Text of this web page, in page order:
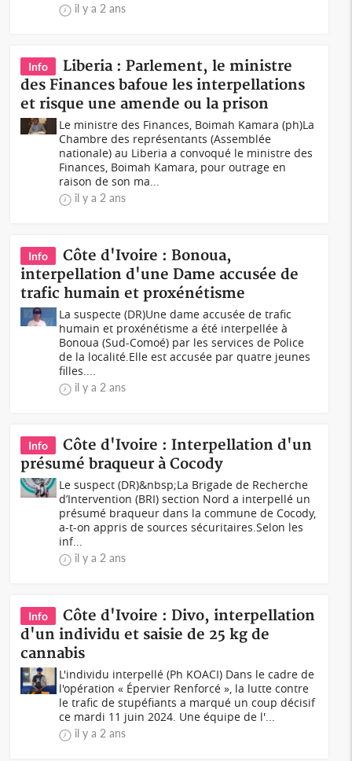
il y a 2 ans
Info
Liberia : Parlement, le ministre
des Finances bafoue les interpellations
et risque une amende ou la prison
Le ministre des Finances, Boimah Kamara (ph)La
Chambre des représentants (Assemblée
nationale) au Liberia a convoqué le ministre des
Finances, Boimah Kamara, pour outrage en
raison de son ma...
il y a 2 ans
Info
Côte d'Ivoire : Bonoua,
interpellation d'une Dame accusée de
trafic humain et proxénétisme
La suspecte (DR)Une dame accusée de trafic
humain et proxénétisme a été interpellée à
Bonoua (Sud-Comoé) par les services de Police
de la localité.Elle est accusée par quatre jeunes
filles....
il y a 2 ans
Info
Côte d'Ivoire : Interpellation d'un
présumé braqueur à Cocody
Le suspect (DR)&nbsp;La Brigade de Recherche
d’Intervention (BRI) section Nord a interpellé un
présumé braqueur dans la commune de Cocody,
a-t-on appris de sources sécuritaires.Selon les
inf...
il y a 2 ans
Info
Côte d'Ivoire : Divo, interpellation
d'un individu et saisie de 25 kg de
cannabis
L'individu interpellé (Ph KOACI) Dans le cadre de
l'opération « Épervier Renforcé », la lutte contre
le trafic de stupéfiants a marqué un coup décisif
ce mardi 11 juin 2024. Une équipe de l'...
il y a 2 ans